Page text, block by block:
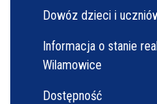
Dowóz dzieci i
Informacja o stanie
Wilamowice
Dostępność